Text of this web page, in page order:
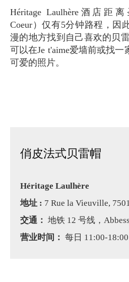
Héritage Laulhère酒店距离圣心大教堂（Sacré
Coeur）仅有5分钟路程，因
漫的地方找到自己喜欢的贝
可以在Je t'aime爱墙前或找
可爱的照片。
俏皮法式贝雷帽
Héritage Laulhère
地址 : 7 Rue la Vieuville,
交通： 地铁 12 号线，
营业时间： 每日 11:00-18:00